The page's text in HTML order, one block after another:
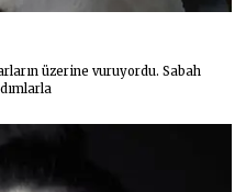
üzerine vuruyordu. Sabah